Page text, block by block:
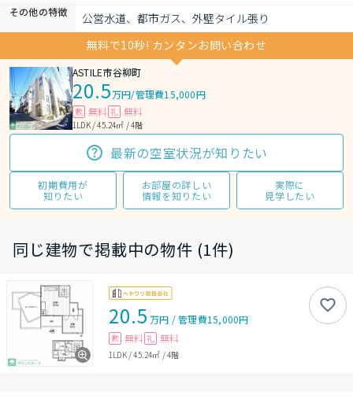
その他の特徴
公営水道、都市ガス、外壁タイル張り
無料で10秒! カンタンお問い合わせ
ASTILE市谷柳町
20.5万円/管理費15,000円
敷 無料 礼 無料
1LDK / 45.24㎡ / 4階
最新の空室状況が知りたい
初期費用が
知りたい
お部屋の詳しい
情報を知りたい
実際に
見学したい
同じ建物で掲載中の物件 (1件)
20.5 万円 /管理費15,000円
敷 無料 礼 無料
1LDK/45.24㎡ /4階